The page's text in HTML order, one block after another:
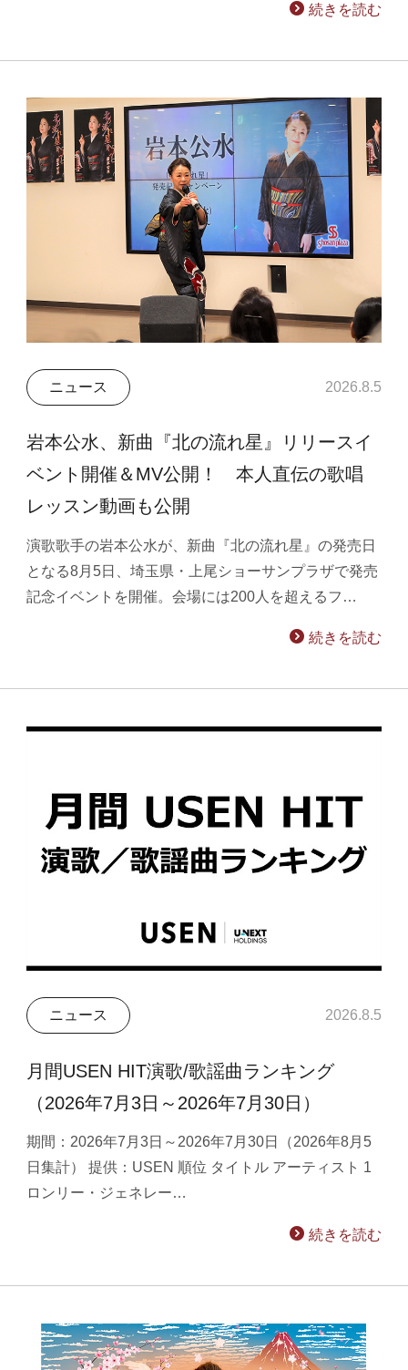
続きを読む
ニュース 2026.8.5
岩本公水、新曲『北の流れ星』リリースイ
ベント開催＆MV公開！ 本人直伝の歌唱
レッスン動画も公開
演歌歌手の岩本公水が、新曲『北の流れ星』の発売日
となる8月5日、埼玉県・上尾ショーサンプラザで発売
記念イベントを開催。会場には200人を超えるフ…
続きを読む
ニュース 2026.8.5
月間USEN HIT演歌/歌謡曲ランキング
（2026年7月3日～2026年7月30日）
期間：2026年7月3日～2026年7月30日（2026年8月5
日集計） 提供：USEN 順位 タイトル アーティスト 1
ロンリー・ジェネレー…
続きを読む